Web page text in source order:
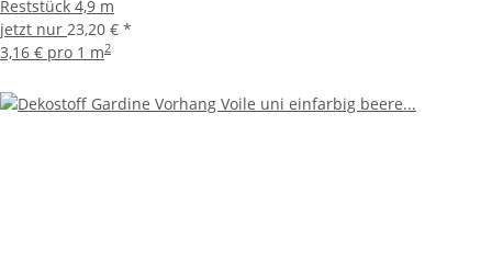
Reststück 4,9 m
jetzt nur 23,20 € *
3,16 € pro 1 m2